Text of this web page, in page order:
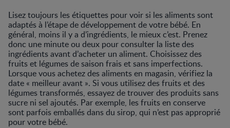
Lisez toujours les étiquettes pour voir si les aliments sont
adaptés à l’étape de développement de votre bébé. En
général, moins il y a d’ingrédients, le mieux c’est. Prenez
donc une minute ou deux pour consulter la liste des
ingrédients avant d’acheter un aliment. Choisissez des
fruits et légumes de saison frais et sans imperfections.
Lorsque vous achetez des aliments en magasin, vérifiez la
date « meilleur avant ». Si vous utilisez des fruits et des
légumes transformés, essayez de trouver des produits sans
sucre ni sel ajoutés. Par exemple, les fruits en conserve
sont parfois emballés dans du sirop, qui n’est pas approprié
pour votre bébé.